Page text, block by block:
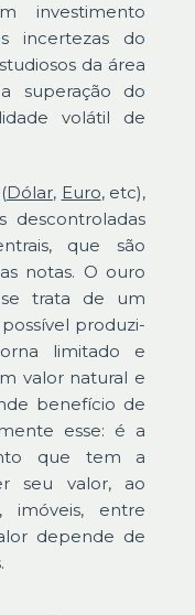
investimento
incertezas do
da área
superação do
volátil de
Dólar, Euro, etc),
descontroladas
que são
notas. O ouro
trata de um
produzi-
limitado e
valor natural e
benefício de
esse: é a
que tem a
seu valor, ao
imóveis, entre
depende de